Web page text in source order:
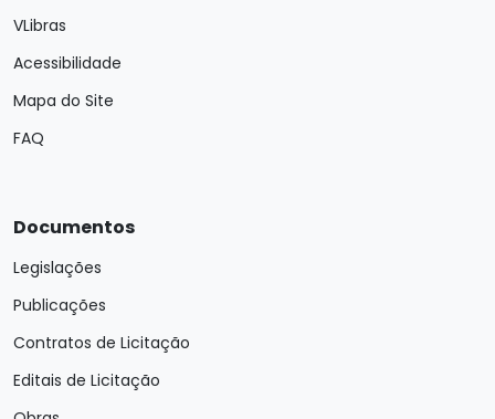
VLibras
Acessibilidade
Mapa do Site
FAQ
Documentos
Legislações
Publicações
Contratos de Licitação
Editais de Licitação